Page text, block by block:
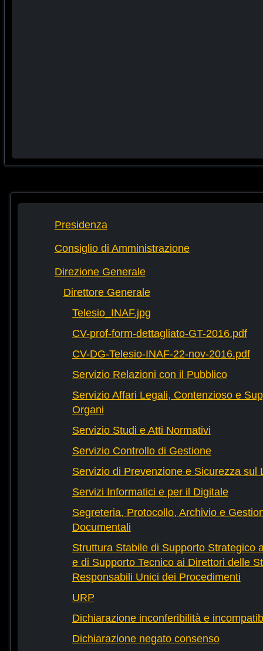
Presidenza
Consiglio di Amministrazione
Direzione Generale
Direttore Generale
Telesio_INAF.jpg
CV-prof-form-dettagliato-GT-2016.pdf
CV-DG-Telesio-INAF-22-nov-2016.pdf
Servizio Relazioni con il Pubblico
Servizio Affari Legali, Contenzioso e
Organi
Servizio Studi e Atti Normativi
Servizio Controllo di Gestione
Servizio di Prevenzione e Sicurezza sul
Servizi Informatici e per il Digitale
Segreteria, Protocollo, Archivio e
Documentali
Struttura Stabile di Supporto Strategico
e di Supporto Tecnico ai Direttori delle
Responsabili Unici dei Procedimenti
URP
Dichiarazione inconferibilità e
Dichiarazione negato consenso